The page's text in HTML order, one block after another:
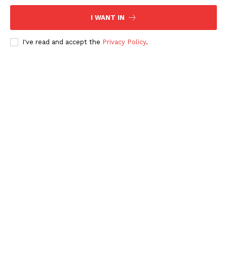
I WANT IN
I've read and accept the Privacy Policy.